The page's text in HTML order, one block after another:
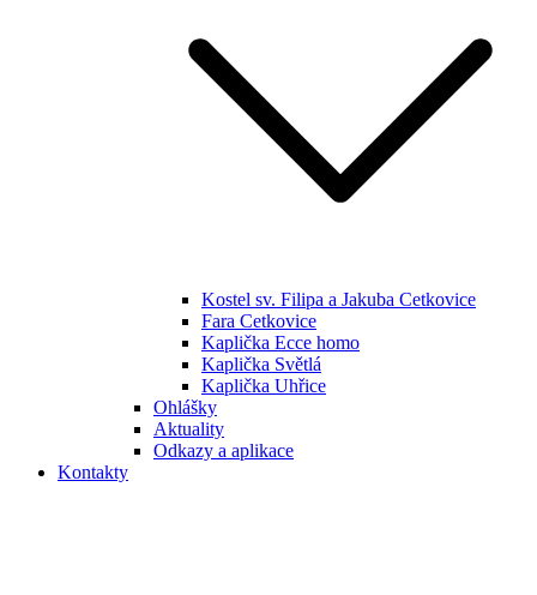
Kostel sv. Filipa a Jakuba Cetkovice
Fara Cetkovice
Kaplička Ecce homo
Kaplička Světlá
Kaplička Uhřice
Ohlášky
Aktuality
Odkazy a aplikace
Kontakty